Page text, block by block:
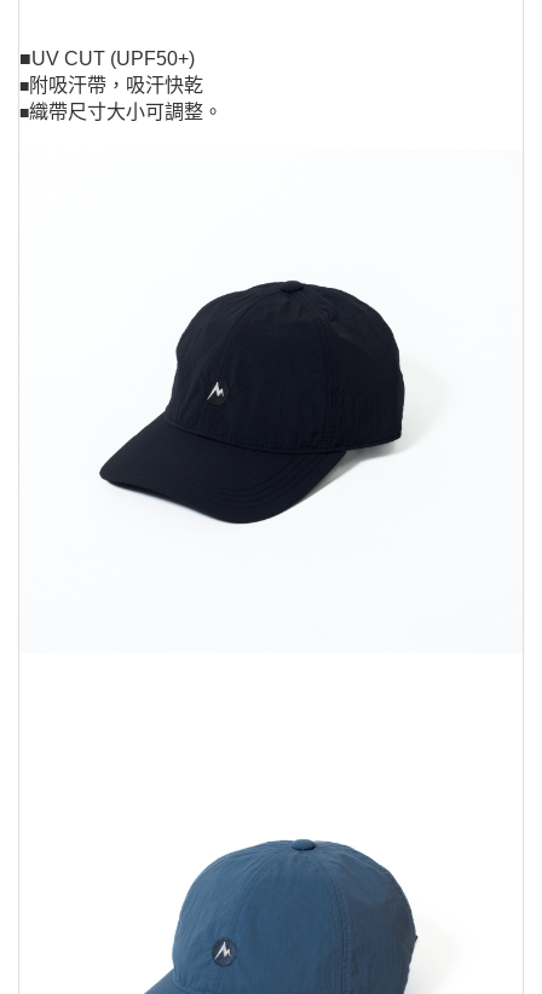
■UV CUT (UPF50+)
■附吸汗帶，吸汗快乾
■織帶尺寸大小可調整。